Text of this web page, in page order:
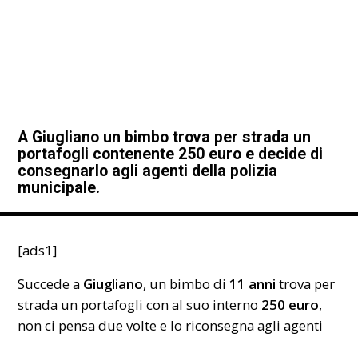
A Giugliano un bimbo trova per strada un
portafogli contenente 250 euro e decide di
consegnarlo agli agenti della polizia
municipale.
[ads1]
Succede a Giugliano, un bimbo di 11 anni trova per
strada un portafogli con al suo interno 250 euro,
non ci pensa due volte e lo riconsegna agli agenti